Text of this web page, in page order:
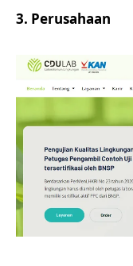
3. Perusahaan